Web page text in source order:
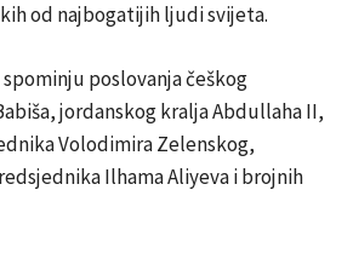
od najbogatijih ljudi svijeta.
poslovanja češkog
jordanskog kralja Abdullaha II,
Volodimira Zelenskog,
Ilhama Aliyeva i brojnih